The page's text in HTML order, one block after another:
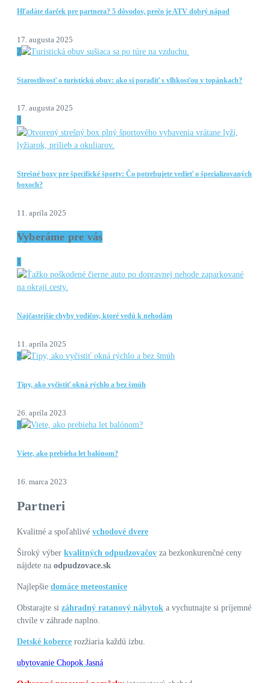
Hľadáte darček pre partnera? 5 dôvodov, prečo je ATV dobrý nápad
17. augusta 2025
2
Starostlivosť o turistickú obuv: ako si poradiť s vlhkosťou v topánkach?
17. augusta 2025
3
Strešné boxy pre špecifické športy: Čo potrebujete vedieť o špecializovaných
boxoch?
11. apríla 2025
Vyberáme pre vás
1
Najčastejšie chyby vodičov, ktoré vedú k nehodám
11. apríla 2025
2
Tipy, ako vyčistiť okná rýchlo a bez šmúh
26. apríla 2023
3
Viete, ako prebieha let balónom?
16. marca 2023
Partneri
Kvalitné a spoľahlivé vchodové dvere
Široký výber kvalitných odpudzovačov za bezkonkurenčné ceny
nájdete na odpudzovace.sk
Najlepšie domáce meteostanice
Obstarajte si záhradný ratanový nábytok a vychutnajte si príjemné
chvíle v záhrade naplno.
Detské koberce rozžiaria každú izbu.
ubytovanie Chopok Jasná